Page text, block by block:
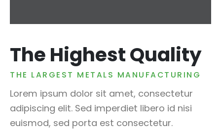
The Highest Quality
THE LARGEST METALS MANUFACTURING
Lorem ipsum dolor sit amet, consectetur
adipiscing elit. Sed imperdiet libero id nisi
euismod, sed porta est consectetur.